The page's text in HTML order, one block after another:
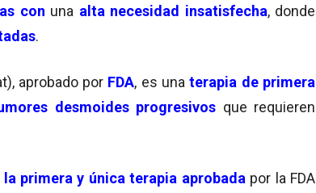
con una alta necesidad insatisfecha, donde
.
aprobado por FDA, es unaterapia de primera
desmoides progresivos que requieren
la primera y única terapia aprobada por la FDA